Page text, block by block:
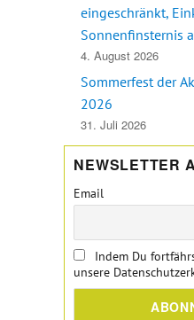
eingeschränkt,
Sonnenfinsternis
4. August 2026
Sommerfest der
2026
31. Juli 2026
NEWSLETTER
Email
Indem Du
unsere